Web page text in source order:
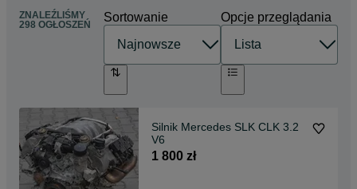
ZNALEŹLIŚMY
298 OGŁOSZEŃ
Sortowanie Opcje przeglądania
Silnik Mercedes SLK CLK 3.2
V6
1 800 zł